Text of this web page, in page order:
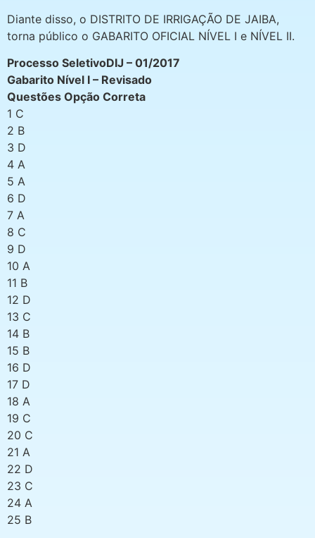
Diante disso, o DISTRITO DE IRRIGAÇÃO DE JAIBA,
torna público o GABARITO OFICIAL NÍVEL I e NÍVEL II.
Processo SeletivoDIJ – 01/2017
Gabarito Nível I – Revisado
Questões Opção Correta
1 C
2 B
3 D
4 A
5 A
6 D
7 A
8 C
9 D
10 A
11 B
12 D
13 C
14 B
15 B
16 D
17 D
18 A
19 C
20 C
21 A
22 D
23 C
24 A
25 B